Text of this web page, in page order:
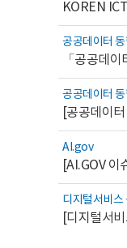
KOREN
공공데이터
「공공데
공공데이터
[공공데이
AI.gov
디지털서비스